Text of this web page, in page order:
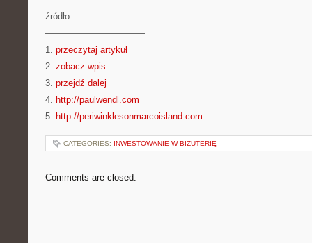
źródło:
———————————
1. przeczytaj artykuł
2. zobacz wpis
3. przejdź dalej
4. http://paulwendl.com
5. http://periwinklesonmarcoisland.com
CATEGORIES: INWESTOWANIE W BIŻUTERIĘ
Comments are closed.